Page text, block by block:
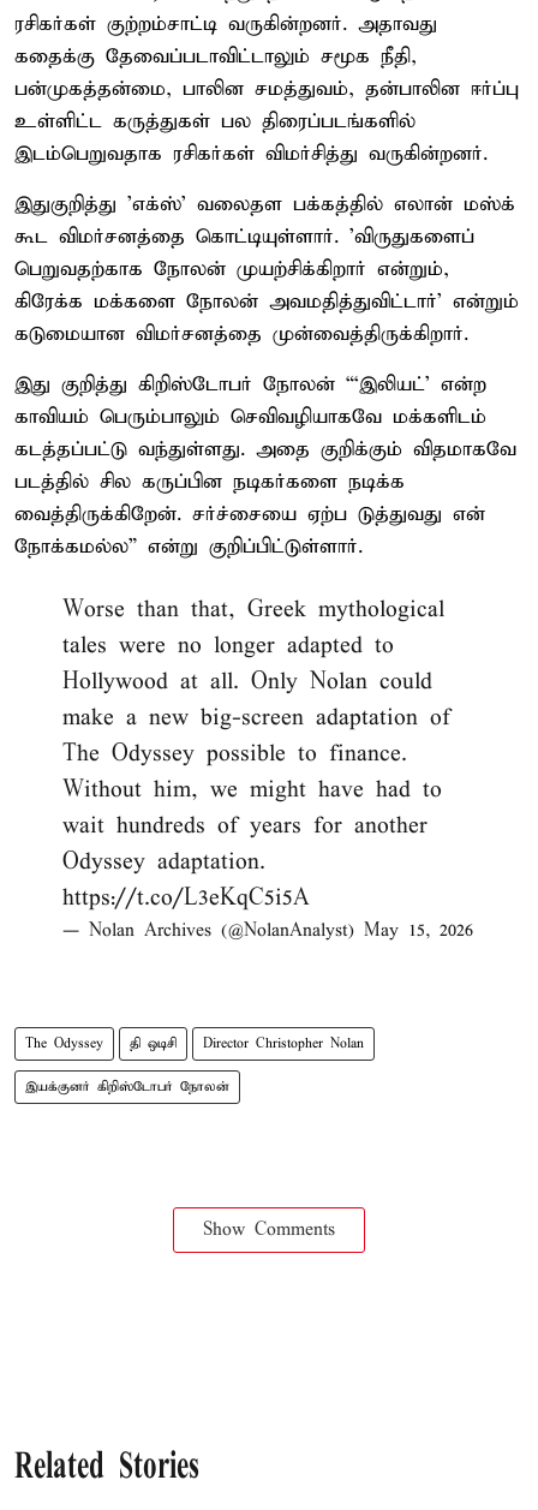
ரசிகர்கள் குற்றம்சாட்டி வருகின்றனர். அதாவது
கதைக்கு தேவைப்படாவிட்டாலும் சமூக நீதி,
பன்முகத்தன்மை, பாலின சமத்துவம், தன்பாலின ஈர்ப்பு
உள்ளிட்ட கருத்துகள் பல திரைப்படங்களில்
இடம்பெறுவதாக ரசிகர்கள் விமர்சித்து வருகின்றனர்.
இதுகுறித்து 'எக்ஸ்' வலைதள பக்கத்தில் எலான் மஸ்க்
கூட விமர்சனத்தை கொட்டியுள்ளார். 'விருதுகளைப்
பெறுவதற்காக நோலன் முயற்சிக்கிறார் என்றும்,
கிரேக்க மக்களை நோலன் அவமதித்துவிட்டார்' என்றும்
கடுமையான விமர்சனத்தை முன்வைத்திருக்கிறார்.
இது குறித்து கிறிஸ்டோபர் நோலன் “‘இலியட்’ என்ற
காவியம் பெரும்பாலும் செவிவழியாகவே மக்களிடம்
கடத்தப்பட்டு வந்துள்ளது. அதை குறிக்கும் விதமாகவே
படத்தில் சில கருப்பின நடிகர்களை நடிக்க
வைத்திருக்கிறேன். சர்ச்சையை ஏற்ப டுத்துவது என்
நோக்கமல்ல” என்று குறிப்பிட்டுள்ளார்.
Worse than that, Greek mythological
tales were no longer adapted to
Hollywood at all. Only Nolan could
make a new big-screen adaptation of
The Odyssey possible to finance.
Without him, we might have had to
wait hundreds of years for another
Odyssey adaptation.
https://t.co/L3eKqC5i5A
— Nolan Archives (@NolanAnalyst) May 15, 2026
The Odyssey தி ஒடிசி Director Christopher Nolan
இயக்குனர் கிறிஸ்டோபர் நோலன்
Show Comments
Related Stories